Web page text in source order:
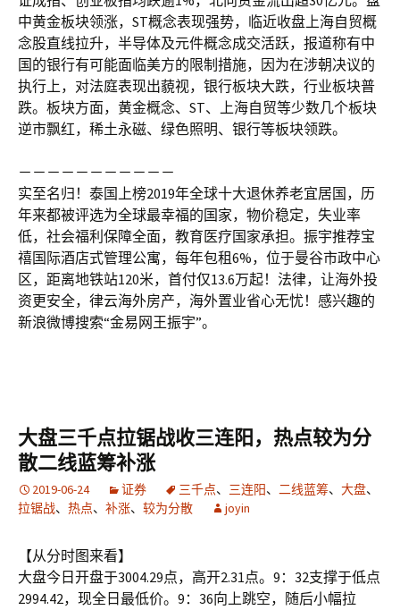
中黄金板块领涨，ST概念表现强势，临近收盘上海自贸概
念股直线拉升，半导体及元件概念成交活跃，报道称有中
国的银行有可能面临美方的限制措施，因为在涉朝决议的
执行上，对法庭表现出藐视，银行板块大跌，行业板块普
跌。板块方面，黄金概念、ST、上海自贸等少数几个板块
逆市飘红，稀土永磁、绿色照明、银行等板块领跌。
－－－－－－－－－－－
实至名归！泰国上榜2019年全球十大退休养老宜居国，历
年来都被评选为全球最幸福的国家，物价稳定，失业率
低，社会福利保障全面，教育医疗国家承担。振宇推荐宝
禧国际酒店式管理公寓，每年包租6%，位于曼谷市政中心
区，距离地铁站120米，首付仅13.6万起！法律，让海外投
资更安全，律云海外房产，海外置业省心无忧！感兴趣的
新浪微博搜索“金易网王振宇”。
大盘三千点拉锯战收三连阳，热点较为分
散二线蓝筹补涨
2019-06-24 证券 三千点、 三连阳、 二线蓝筹、 大盘、
拉锯战、 热点、 补涨、 较为分散 joyin
【从分时图来看】
大盘今日开盘于3004.29点，高开2.31点。9：32支撑于低点
2994.42，现全日最低价。9：36向上跳空，随后小幅拉